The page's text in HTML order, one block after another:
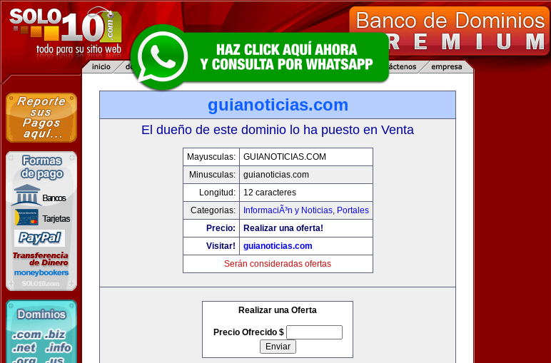
guianoticias.com
El dueño de este dominio lo ha puesto en Venta
Mayusculas:
GUIANOTICIAS.COM
Minusculas:
guianoticias.com
Longitud:
12 caracteres
Categorias:
InformaciÃ³n y Noticias, Portales
Precio:
Realizar una oferta!
Visitar!
guianoticias.com
Serán consideradas ofertas
Realizar una Oferta
Precio Ofrecido $